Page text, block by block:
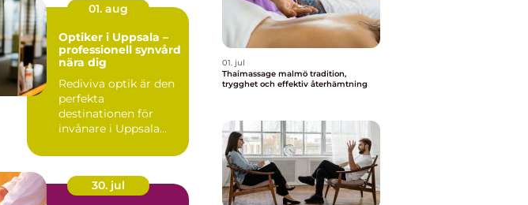
01. aug
Optiker i Uppsala –
professionell synvård
nära dig
Rediviva optik är den
perfekta
destinationen för
invånare i Uppsala
30. jul
01. jul
Thaimassage malmö tradition,
trygghet och effektiv återhämtning